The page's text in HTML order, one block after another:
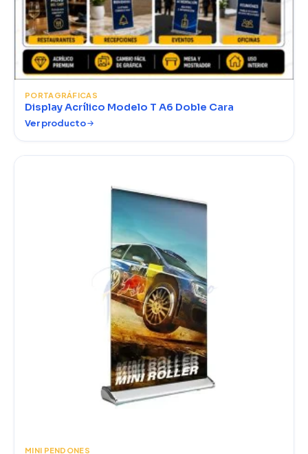
PORTAGRÁFICAS
Display Acrílico Modelo T A6 Doble Cara
Ver producto
MINI PENDONES